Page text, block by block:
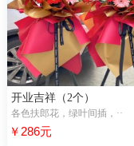
开业吉祥（2个）
各色扶郎花，绿叶间插，··
￥286元